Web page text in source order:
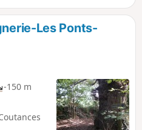
Les Ponts-
-150 m